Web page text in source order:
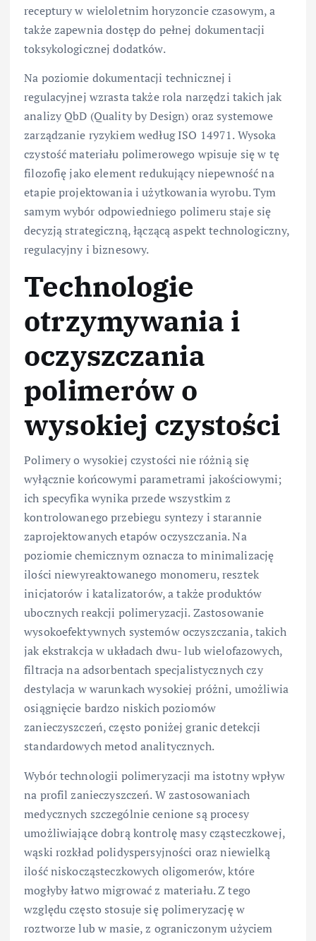
receptury w wieloletnim horyzoncie czasowym, a
także zapewnia dostęp do pełnej dokumentacji
toksykologicznej dodatków.
Na poziomie dokumentacji technicznej i
regulacyjnej wzrasta także rola narzędzi takich jak
analizy QbD (Quality by Design) oraz systemowe
zarządzanie ryzykiem według ISO 14971. Wysoka
czystość materiału polimerowego wpisuje się w tę
filozofię jako element redukujący niepewność na
etapie projektowania i użytkowania wyrobu. Tym
samym wybór odpowiedniego polimeru staje się
decyzją strategiczną, łączącą aspekt technologiczny,
regulacyjny i biznesowy.
Technologie
otrzymywania i
oczyszczania
polimerów o
wysokiej czystości
Polimery o wysokiej czystości nie różnią się
wyłącznie końcowymi parametrami jakościowymi;
ich specyfika wynika przede wszystkim z
kontrolowanego przebiegu syntezy i starannie
zaprojektowanych etapów oczyszczania. Na
poziomie chemicznym oznacza to minimalizację
ilości niewyreaktowanego monomeru, resztek
inicjatorów i katalizatorów, a także produktów
ubocznych reakcji polimeryzacji. Zastosowanie
wysokoefektywnych systemów oczyszczania, takich
jak ekstrakcja w układach dwu- lub wielofazowych,
filtracja na adsorbentach specjalistycznych czy
destylacja w warunkach wysokiej próżni, umożliwia
osiągnięcie bardzo niskich poziomów
zanieczyszczeń, często poniżej granic detekcji
standardowych metod analitycznych.
Wybór technologii polimeryzacji ma istotny wpływ
na profil zanieczyszczeń. W zastosowaniach
medycznych szczególnie cenione są procesy
umożliwiające dobrą kontrolę masy cząsteczkowej,
wąski rozkład polidyspersyjności oraz niewielką
ilość niskocząsteczkowych oligomerów, które
mogłyby łatwo migrować z materiału. Z tego
względu często stosuje się polimeryzację w
roztworze lub w masie, z ograniczonym użyciem